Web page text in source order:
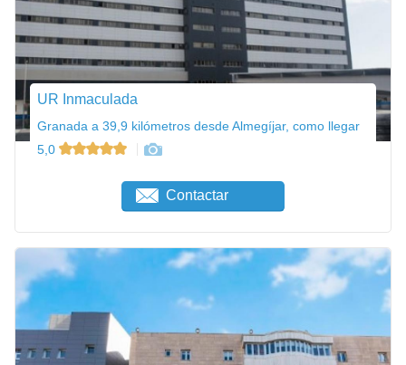
UR Inmaculada
Granada a 39,9 kilómetros desde Almegíjar, como llegar
5,0
Contactar